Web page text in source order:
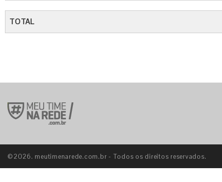
TOTAL
©2026. meutimenarede.com.br - Todos os direitos reservados.